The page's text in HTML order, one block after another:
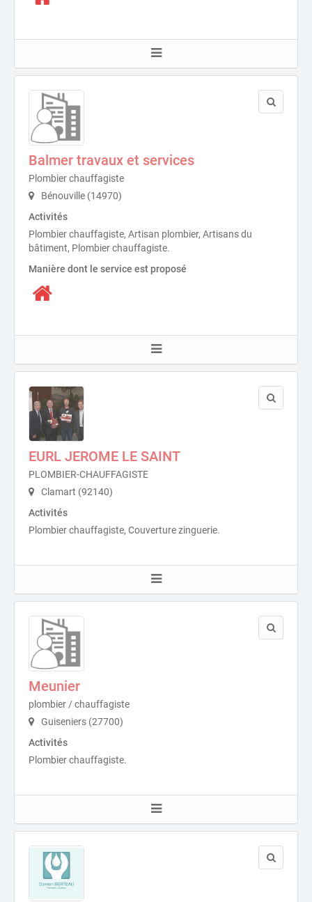
Balmer travaux et services
Plombier chauffagiste
Bénouville (14970)
Activités
Plombier chauffagiste, Artisan plombier, Artisans du
bâtiment, Plombier chauffagiste.
Manière dont le service est proposé
EURL JEROME LE SAINT
PLOMBIER-CHAUFFAGISTE
Clamart (92140)
Activités
Plombier chauffagiste, Couverture zinguerie.
Meunier
plombier / chauffagiste
Guiseniers (27700)
Activités
Plombier chauffagiste.